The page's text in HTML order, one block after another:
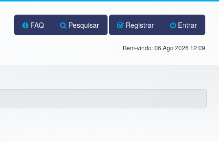
FAQ Pesquisar Registrar Entrar
Bem-vindo: 06 Ago 2026 12:09